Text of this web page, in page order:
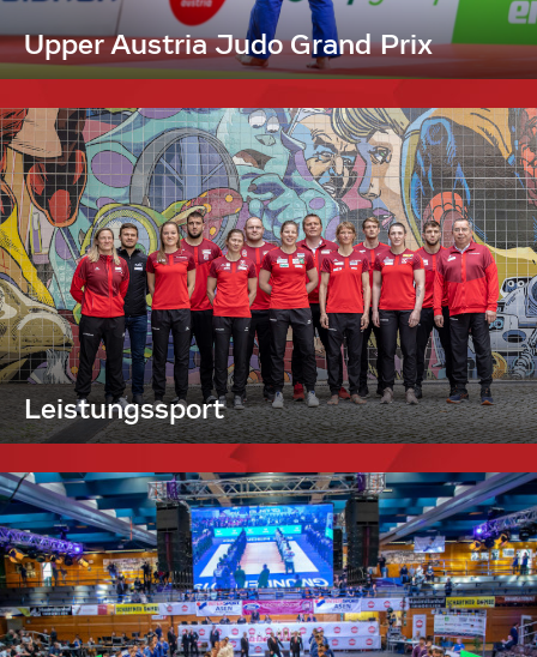
Upper Austria Judo Grand Prix
Leistungssport